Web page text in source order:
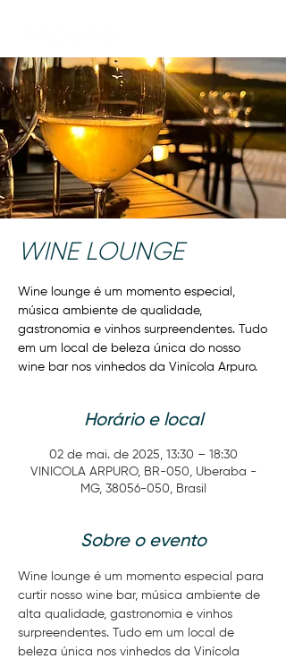
WINE LOUNGE
Wine lounge é um momento especial,
música ambiente de qualidade,
gastronomia e vinhos surpreendentes. Tudo
em um local de beleza única do nosso
wine bar nos vinhedos da Vinícola Arpuro.
Horário e local
02 de mai. de 2025, 13:30 – 18:30
VINICOLA ARPURO, BR-050, Uberaba -
MG, 38056-050, Brasil
Sobre o evento
Wine lounge é um momento especial para
curtir nosso wine bar, música ambiente de
alta qualidade, gastronomia e vinhos
surpreendentes. Tudo em um local de
beleza única nos vinhedos da Vinícola